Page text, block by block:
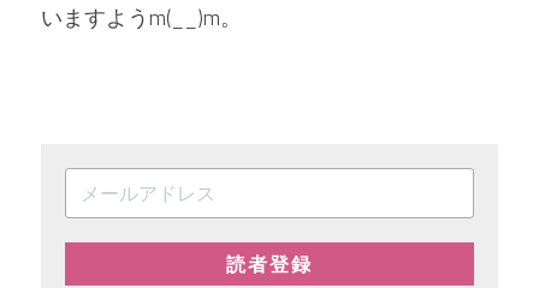
いますようm(__)m。
読者登録